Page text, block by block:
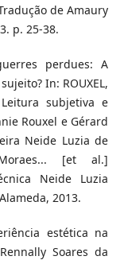
de Amaury
p. 25-38.
perdues: A
In: ROUXEL,
Leitura subjetiva e
Rouxel e Gérard
Neide Luzia de
[et al.]
Neide Luzia
2013.
estética na
Soares da